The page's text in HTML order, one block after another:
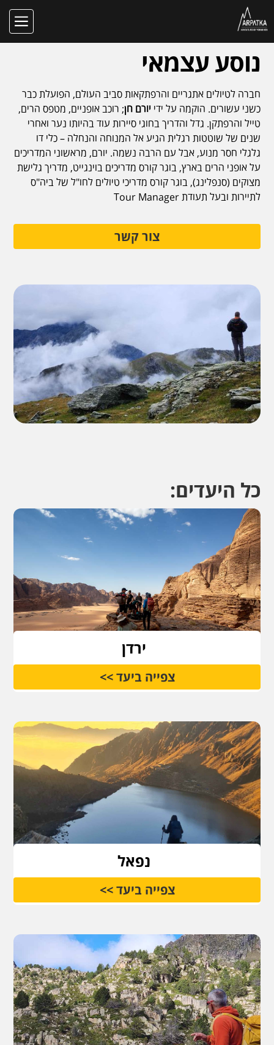
נוסע עצמאי
חברה לטיולים אתגריים והרפתקאות סביב העולם, הפועלת כבר
כשני עשורים. הוקמה על ידייורם חן; רוכב אופניים, מטפס הרים,
טייל והרפתקן. גדל והדריך בחוגי סיירות עוד בהיותו נער ואחרי
שנים של שוטטות רגלית הגיע אל המנוחה והנחלה – כלי דו
גלגלי חסר מנוע, אבל עם הרבה נשמה. יורם, מראשוני המדריכים
על אופני הרים בארץ, בוגר קורס מדריכים בוינגייט, מדריך גלישת
מצוקים (סנפלינג), בוגר קורס מדריכי טיולים לחו"ל של ביה"ס
לתיירות ובעל תעודת Tour Manager
צור קשר
כל היעדים:
ירדן
צפייה ביעד >>
נפאל
צפייה ביעד >>